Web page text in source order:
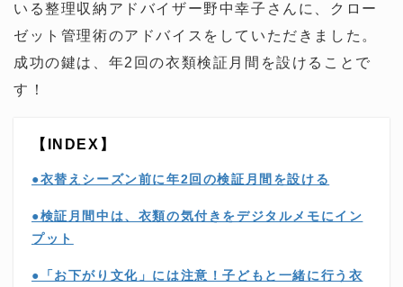
いる整理収納アドバイザー野中幸子さんに、クロー
ゼット管理術のアドバイスをしていただきました。
成功の鍵は、年2回の衣類検証月間を設けることで
す！
【INDEX】
●衣替えシーズン前に年2回の検証月間を設ける
●検証月間中は、衣類の気付きをデジタルメモにイン
プット
●「お下がり文化」には注意！子どもと一緒に行う衣